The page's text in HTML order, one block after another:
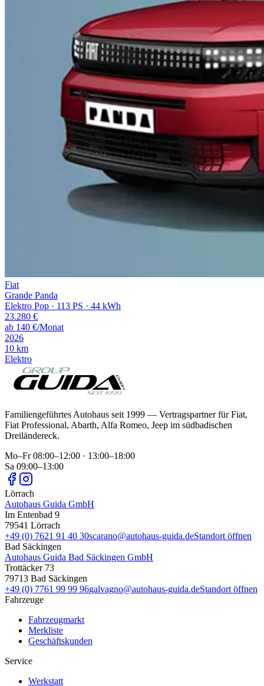
Fiat
Grande Panda
Elektro Pop · 113 PS · 44 kWh
23.280 €
ab 140 €/Monat
2026
10 km
Elektro
Familiengeführtes Autohaus seit 1999 — Vertragspartner für Fiat,
Fiat Professional, Abarth, Alfa Romeo, Jeep im südbadischen
Dreiländereck.
Mo–Fr 08:00–12:00 · 13:00–18:00
Sa 09:00–13:00
Lörrach
Autohaus Guida GmbH
Im Entenbad 9
79541 Lörrach
+49 (0) 7621 91 40 30scarano@autohaus-guida.deStandort öffnen
Bad Säckingen
Autohaus Guida Bad Säckingen GmbH
Trottäcker 73
79713 Bad Säckingen
+49 (0) 7761 99 99 96galvagno@autohaus-guida.deStandort öffnen
Fahrzeuge
Fahrzeugmarkt
Merkliste
Geschäftskunden
Service
Werkstatt